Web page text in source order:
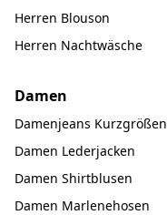
Herren Blouson
Herren Nachtwäsche
Damen
Damenjeans Kurzgrößen
Damen Lederjacken
Damen Shirtblusen
Damen Marlenehosen